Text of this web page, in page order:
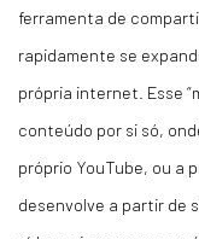
ferramenta de
rapidamente se
própria internet. Esse
conteúdo por si só,
próprio YouTube, ou a
desenvolve a partir de